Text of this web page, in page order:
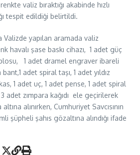
valiz bıraktığı akabinde hızlı
tespit edildiği belirtildi.
Valizde yapılan aramada valiz
havalı şase baskı cihazı, 1 adet güç
1 adet dramel engraver ibareli
adet spiral taşı, 1 adet yıldız
1 adet uç, 1 adet pense, 1 adet spiral
3 adet zımpara kağıdı ele geçirilerek
alınırken, Cumhuriyet Savcısının
şüpheli şahıs gözaltına alındığı ifade